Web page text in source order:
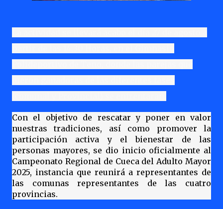
Con el objetivo de rescatar y poner en valor
nuestras tradiciones, así como promover la
participación activa y el bienestar de las
personas mayores, se dio inicio oficialmente al
Campeonato Regional de Cueca del Adulto Mayor
2025, instancia que reunirá a representantes de
las comunas representantes de las cuatro
provincias.